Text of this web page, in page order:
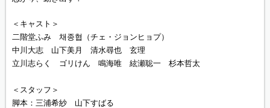
＜キャスト＞
二階堂ふみ 채종협（チェ・ジョンヒョプ）
中川大志 山下美月 清水尋也 玄理
立川志らく ゴリけん 鳴海唯 絃瀬聡一 杉本哲太
＜スタッフ＞
脚本：三浦希紗 山下すばる